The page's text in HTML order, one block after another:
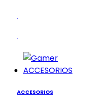
ACCESORIOS
ACCESORIOS